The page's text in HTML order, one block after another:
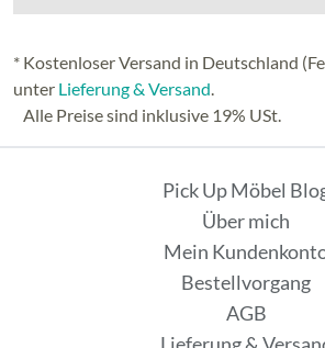
* Kostenloser Versand in Deutschland
unter Lieferung & Versand.
Alle Preise sind inklusive 19% USt.
Pick Up Möbel
Über mich
Mein
Bestellvorgang
AGB